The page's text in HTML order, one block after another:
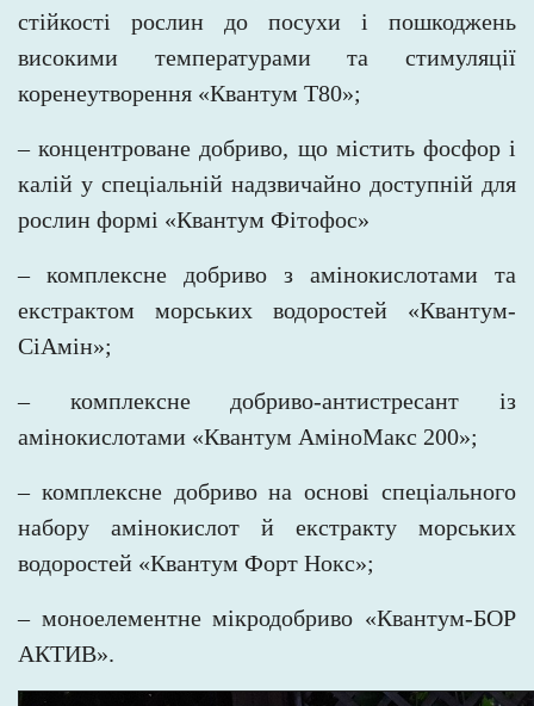
стійкості рослин до посухи і пошкоджень
високими температурами та стимуляції
коренеутворення «Квантум Т80»;
– концентроване добриво, що містить фосфор і
калій у спеціальній надзвичайно доступній для
рослин формі «Квантум Фітофос»
– комплексне добриво з амінокислотами та
екстрактом морських водоростей «Квантум-
СіАмін»;
– комплексне добриво-антистресант із
амінокислотами «Квантум АміноМакс 200»;
– комплексне добриво на основі спеціального
набору амінокислот й екстракту морських
водоростей «Квантум Форт Нокс»;
– моноелементне мікродобриво «Квантум-БОР
АКТИВ».